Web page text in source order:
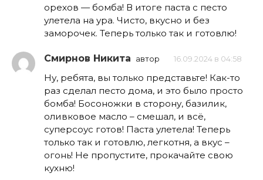
орехов — бомба! В итоге паста с песто
улетела на ура. Чисто, вкусно и без
заморочек. Теперь только так и готовлю!
Смирнов Никита автор 16.09.2024 в 04:58
Ну, ребята, вы только представьте! Как-то
раз сделал песто дома, и это было просто
бомба! Босоножки в сторону, базилик,
оливковое масло – смешал, и всё,
суперсоус готов! Паста улетела! Теперь
только так и готовлю, легкотня, а вкус –
огонь! Не пропустите, прокачайте свою
кухню!